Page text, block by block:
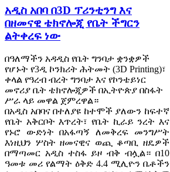
አዲስ አበባ በ3D ፕሪንቲንግ እና
በዘመናዊ ቴክኖሎጂ የቤት ችግርን
ልትቀረፍ ነው
በዓለማችን አዳዲስ የቤት ግንባታ ቋንቋዎች
የሆኑት የ3ዲ ኮንክሪት ሕትመት (3D Printing)፣
ቀላል የዓረብ ብረት ግንባታ እና የኮንቴይነር
መኖሪያ ቤት ቴክኖሎጂዎች በኢትዮጵያ በስፋት
ሥራ ላይ መዋል ጀምረዋል።
በአዲስ አበባና በተለያዩ ከተሞች ያለውን ከፍተኛ
የቤት አቅርቦት እጥረት፣ የቤት ኪራይ ንረት እና
የኑሮ ውድነት በአፋጣኝ ለመቅረፍ መንግሥት
እነዚህን ሦስት ዘመናዊና ወጪ ቆጣቢ ዘዴዎች
በማጣመር አዲስ ተስፋ ይዞ ብቅ ብሏል። በ10
ዓመቱ መሪ የልማት ዕቅድ 4.4 ሚሊዮን ቤቶችን